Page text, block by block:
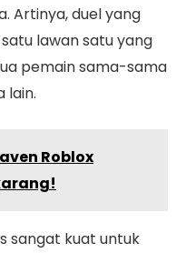
Artinya, duel yang
lawan satu yang
pemain sama-sama
lain.
Roblox
sangat kuat untuk